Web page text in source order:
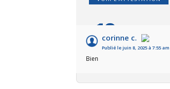
10/10
corinne c.
Publié le juin 8, 2025 à 7:55 am
Bien